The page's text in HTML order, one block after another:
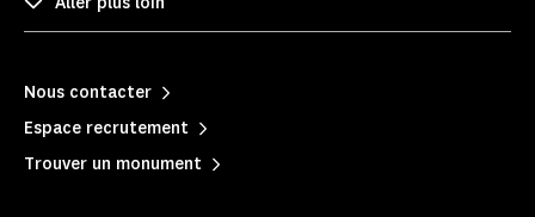
Nous contacter
Espace recrutement
Trouver un monument